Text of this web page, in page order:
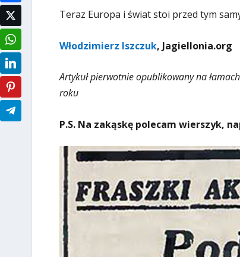
Teraz Europa i świat stoi przed tym
Włodzimierz Iszczuk, Jagiellonia.org
Artykuł pierwotnie opublikowany na
roku
P.S. Na zakąskę polecam wierszyk,